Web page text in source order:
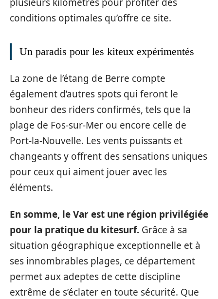
conditions optimales qu’offre ce site.
Un paradis pour les kiteux expérimentés
La zone de l’étang de Berre compte
également d’autres spots qui feront le
bonheur des riders confirmés, tels que la
plage de Fos-sur-Mer ou encore celle de
Port-la-Nouvelle. Les vents puissants et
changeants y offrent des sensations uniques
pour ceux qui aiment jouer avec les
éléments.
En somme, le Var est une région privilégiée
pour la pratique du kitesurf. Grâce à sa
situation géographique exceptionnelle et à
ses innombrables plages, ce département
permet aux adeptes de cette discipline
extrême de s’éclater en toute sécurité. Que